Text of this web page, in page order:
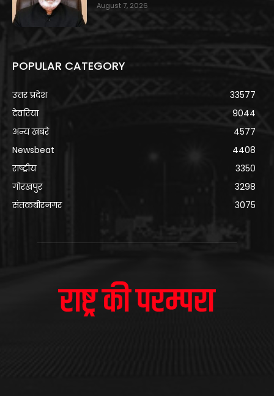
August 7, 2026
POPULAR CATEGORY
उत्तर प्रदेश
33577
देवरिया
9044
अन्य खबरे
4577
Newsbeat
4408
राष्ट्रीय
3350
गोरखपुर
3298
संतकबीरनगर
3075